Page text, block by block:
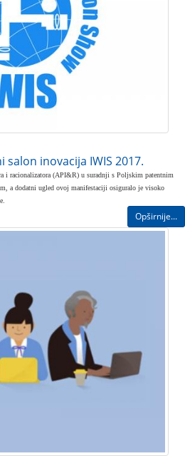
inovacija IWIS 2017.
i racionalizatora (API&R) u suradnji s Poljskim patentnim
a dodatni ugled ovoj manifestaciji osiguralo je visoko
Opširnije...